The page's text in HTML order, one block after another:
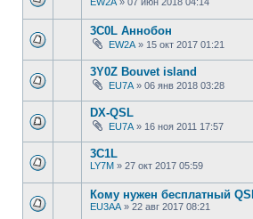
3C0L Аннобон
EW2A » 15 окт 2017 01:21
3Y0Z Bouvet island
EU7A » 06 янв 2018 03:28
DX-QSL
EU7A » 16 ноя 2011 17:57
3C1L
LY7M » 27 окт 2017 05:59
Кому нужен бесплатный
EU3AA » 22 авг 2017 08:21